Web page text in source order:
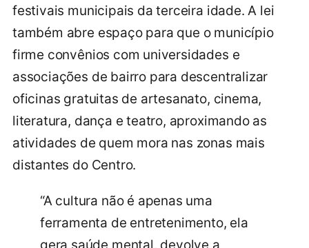
festivais municipais da terceira idade. A lei
também abre espaço para que o município
firme convênios com universidades e
associações de bairro para descentralizar
oficinas gratuitas de artesanato, cinema,
literatura, dança e teatro, aproximando as
atividades de quem mora nas zonas mais
distantes do Centro.
“A cultura não é apenas uma
ferramenta de entretenimento, ela